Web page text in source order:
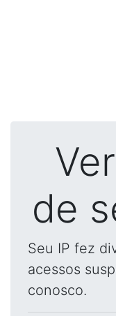
de
Seu IP fez
acessos
conosco.